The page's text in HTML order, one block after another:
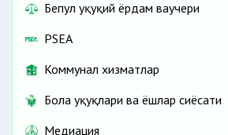
Бепул ҳуқуқий ёрдам ваучери
PSEA
Коммунал хизматлар
Бола ҳуқуқлари ва ёшлар сиёсати
Медиация